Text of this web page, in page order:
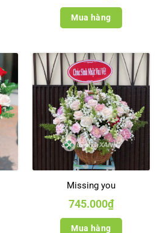
Mua hàng
Missing you
745.000₫
Mua hàng